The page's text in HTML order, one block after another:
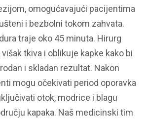
omogućavajući pacijentima
i bezbolni tokom zahvata.
traje oko 45 minuta. Hirurg
tkiva i oblikuje kapke kako bi
i skladan rezultat. Nakon
mogu očekivati period oporavka
otok, modrice i blagu
kapaka. Naš medicinski tim